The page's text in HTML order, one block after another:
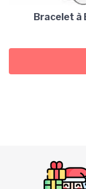
Bracelet à